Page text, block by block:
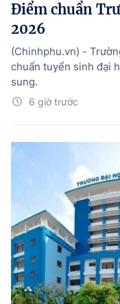
Điểm chuẩn
2026
6 giờ trước
(Chinhphu.vn) -
chuẩn tuyển sinh đại
sung.